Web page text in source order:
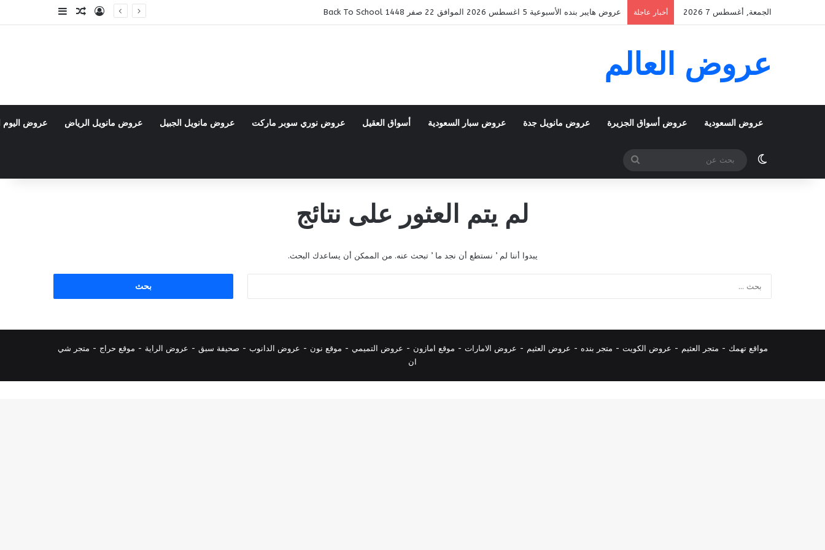
الجمعة, أغسطس 7 2026 أخبار عاجلة عروض هايبر بنده الأسبوعية 5 اغسطس 2026 الموافق 22 صفر 1448 Back To School تسجيل الدخول
مقال عشوائي
إضافة عمود
عروض العالم
عروض السعودية عروض أسواق الجزيرة عروض مانويل جدة عروض سبار السعودية أسواق العقيل عروض نوري سوبر ماركت عروض مانويل الجبيل عروض مانويل الرياض عروض اليوم
الوضع المظلم
بحث
عن
لم يتم العثور على نتائج
يبدوا أننا لم ’ نستطع أن نجد ما ’ تبحث عنه. من الممكن أن يساعدك البحث.
مواقع تهمك - متجر العثيم - عروض الكويت - متجر بنده - عروض العثيم - عروض الامارات - موقع امازون - عروض التميمي - موقع نون - عروض الدانوب - صحيفة سبق - عروض الراية - موقع حراج - متجر شي
ان